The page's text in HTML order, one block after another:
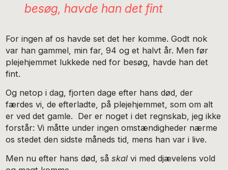
besøg, havde han det fint
For ingen af os havde set det her komme. Godt nok
var han gammel, min far, 94 og et halvt år. Men før
plejehjemmet lukkede ned for besøg, havde han det
fint.
Og netop i dag, fjorten dage efter hans død, der
færdes vi, de efterladte, på plejehjemmet, som om alt
er ved det gamle. Der er noget i det regnskab, jeg ikke
forstår: Vi måtte under ingen omstændigheder nærme
os stedet den sidste måneds tid, mens han var i live.
Men nu efter hans død, såskalvi med djævelens vold